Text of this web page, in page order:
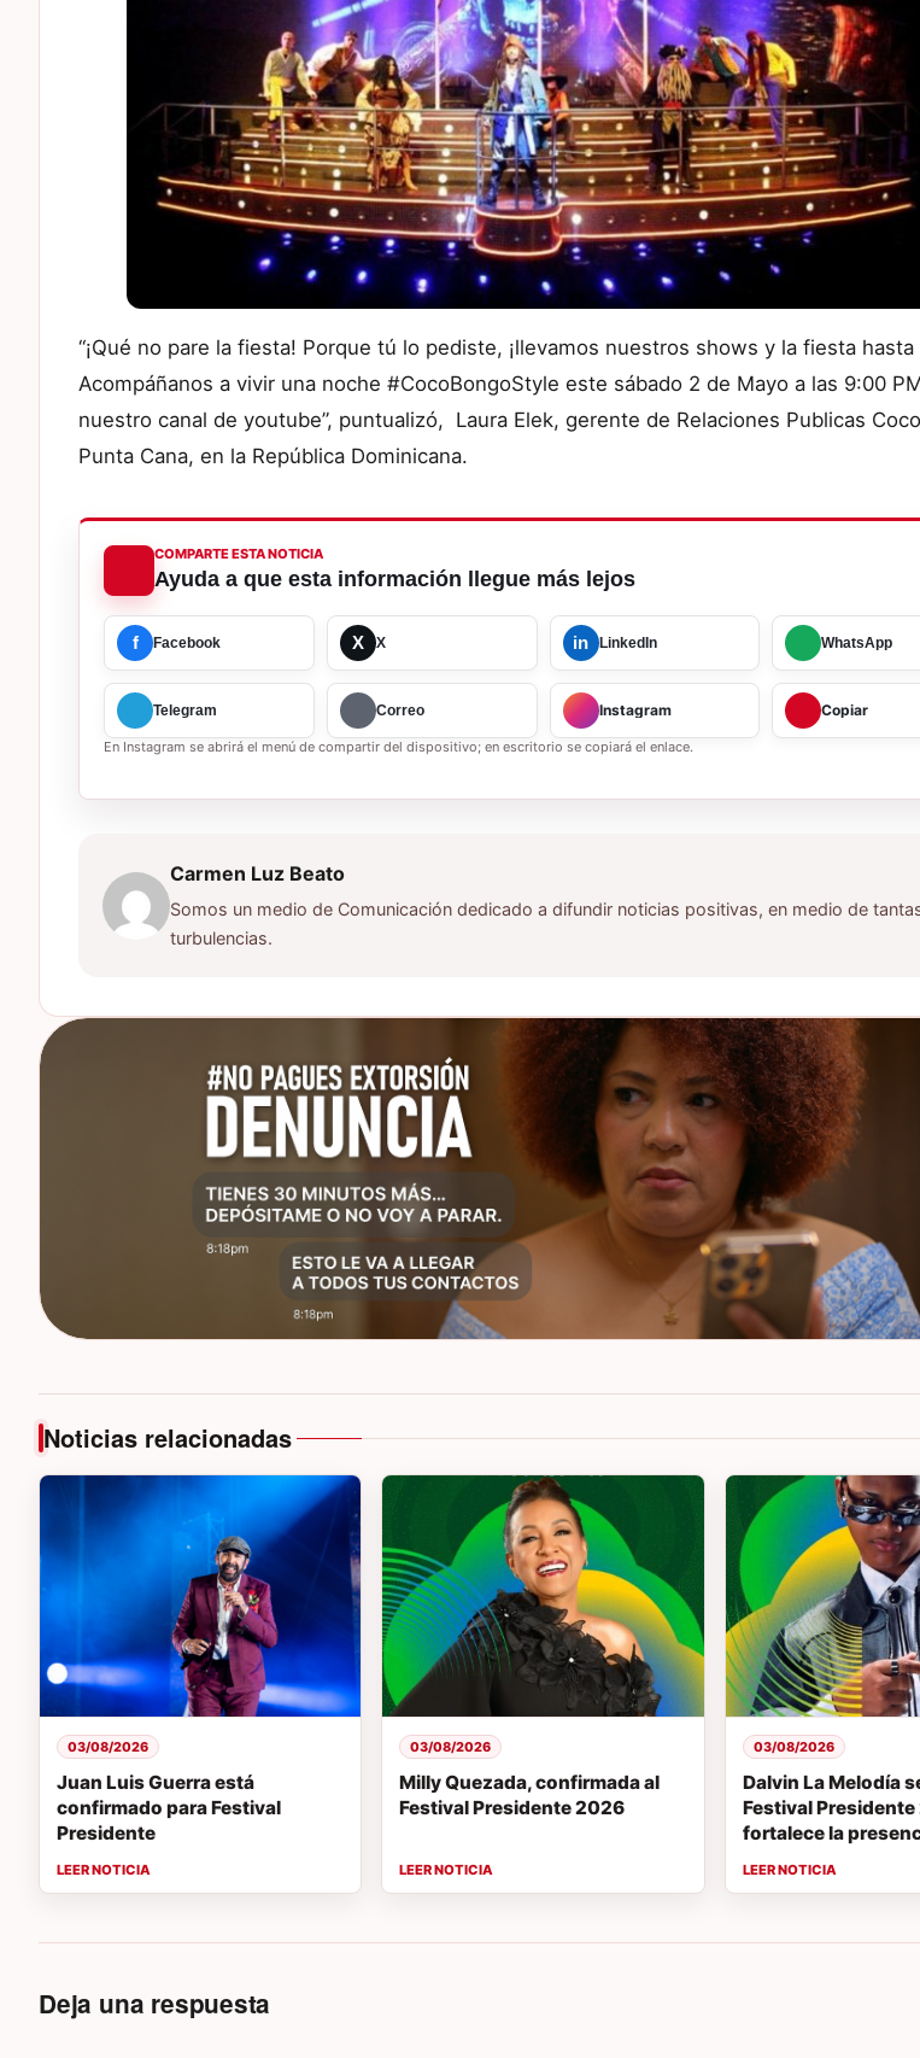
“¡Qué no pare la fiesta! Porque tú lo pediste, ¡llevamos nuestros shows y la fiesta
Acompáñanos a vivir una noche #CocoBongoStyle este sábado 2 de Mayo a las 9:00
nuestro canal de youtube”, puntualizó, Laura Elek, gerente de Relaciones Publicas
Punta Cana, en la República Dominicana.
COMPARTE ESTA NOTICIA
Ayuda a que esta información llegue más lejos
f Facebook X X in LinkedIn WhatsApp
Telegram Correo Instagram Copiar
En Instagram se abrirá el menú de compartir del dispositivo; en escritorio se copiará el enlace.
Carmen Luz Beato
Somos un medio de Comunicación dedicado a difundir noticias positivas, en medio de
turbulencias.
Noticias relacionadas
Juan Luis Guerra está
confirmado para Festival
Presidente
03/08/2026
Milly Quezada, confirmada al
Festival Presidente 2026
03/08/2026
Dalvin La Melodía
Festival
fortalece la
bachata en el
03/08/2026
Deja una respuesta